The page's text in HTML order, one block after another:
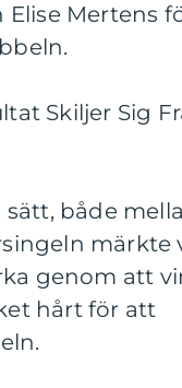
Mertens
Skiljer Sig
både
märkte
genom att
hårt för att